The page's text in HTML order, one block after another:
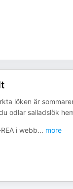
löken är
odlar salladslök
i webb... more